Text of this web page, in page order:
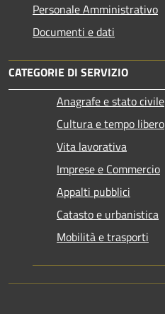
Personale Amministrativo
Documenti e dati
CATEGORIE DI SERVIZIO
Anagrafe e stato civile
Cultura e tempo libero
Vita lavorativa
Imprese e Commercio
Appalti pubblici
Catasto e urbanistica
Mobilità e trasporti